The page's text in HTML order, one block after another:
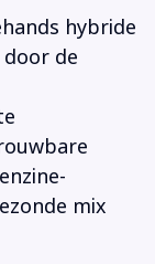
hybride
de
mix